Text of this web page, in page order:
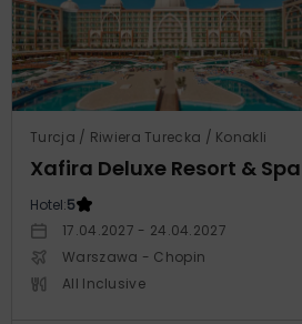
Turcja / Riwiera Turecka / Konakli
Xafira Deluxe Resort & Spa
Hotel:5
17.04.2027 - 24.04.2027
Warszawa - Chopin
All Inclusive